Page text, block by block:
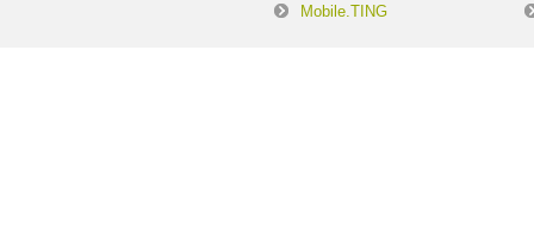
Mobile.TING